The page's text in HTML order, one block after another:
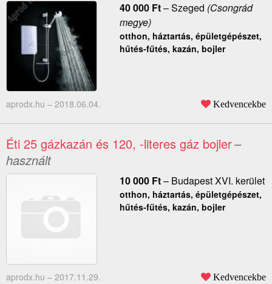
40 000 Ft–Szeged (Csongrád
megye)
otthon, háztartás, épületgépészet,
hűtés-fűtés, kazán, bojler
aprodx.hu – 2018.06.04. Kedvencekbe
Éti 25 gázkazán és 120, -literes gáz bojler–
használt
10 000 Ft– Budapest XVI. kerület
otthon, háztartás, épületgépészet,
hűtés-fűtés, kazán, bojler
aprodx.hu – 2017.11.29. Kedvencekbe